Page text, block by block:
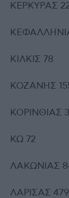
ΚΕΡΚΥΡΑΣ
ΚΙΛΚΙΣ 78
ΚΟΖΑΝΗΣ
ΚΟΡΙΝΘΙΑΣ
ΚΩ 72
ΛΑΚΩΝΙΑΣ
ΛΑΡΙΣΑΣ 479